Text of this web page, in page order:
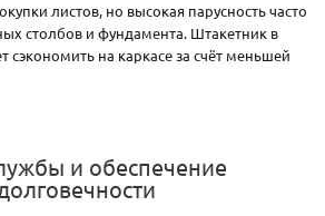
листов, но высокая парусность часто
столбов и фундамента. Штакетник в
сэкономить на каркасе за счёт меньшей
и обеспечение